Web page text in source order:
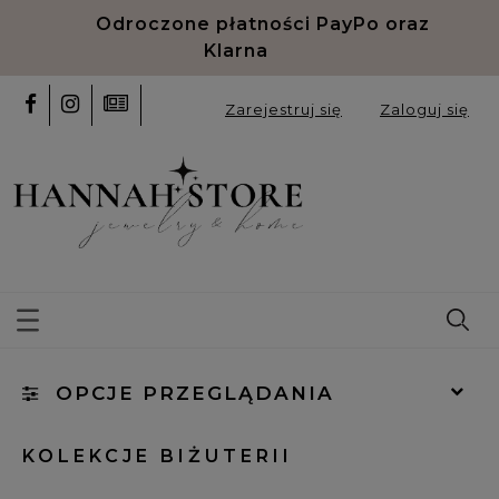
Odroczone płatności PayPo oraz
Klarna
Zarejestruj się Zaloguj się
OPCJE PRZEGLĄDANIA
Kategorie: (wybierz)
KOLEKCJE BIŻUTERII